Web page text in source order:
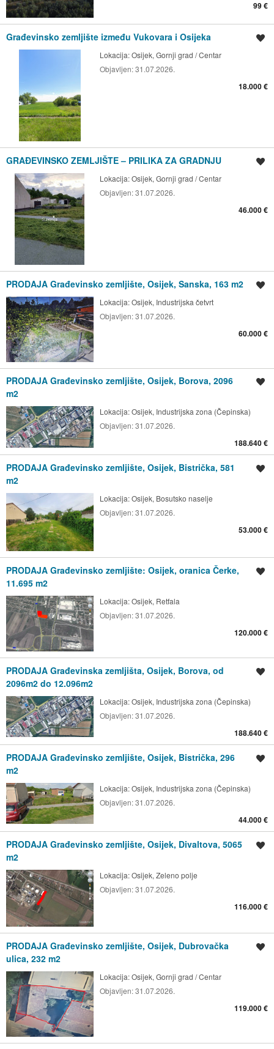
99 €
Građevinsko zemljište između Vukovara i Osijeka
Lokacija:Osijek, Gornji grad / Centar
Objavljen:31.07.2026.
18.000 €
GRAĐEVINSKO ZEMLJIŠTE – PRILIKA ZA GRADNJU
Lokacija:Osijek, Gornji grad / Centar
Objavljen:31.07.2026.
46.000 €
PRODAJA Građevinsko zemljište, Osijek, Sanska, 163 m2
Lokacija:Osijek, Industrijska četvrt
Objavljen:31.07.2026.
60.000 €
PRODAJA Građevinsko zemljište, Osijek, Borova, 2096
m2
Lokacija:Osijek, Industrijska zona (Čepinska)
Objavljen:31.07.2026.
188.640 €
PRODAJA Građevinsko zemljište, Osijek, Bistrička, 581
m2
Lokacija:Osijek, Bosutsko naselje
Objavljen:31.07.2026.
53.000 €
PRODAJA Građevinsko zemljište: Osijek, oranica Čerke,
11.695 m2
Lokacija:Osijek, Retfala
Objavljen:31.07.2026.
120.000 €
PRODAJA Građevinska zemljišta, Osijek, Borova, od
2096m2 do 12.096m2
Lokacija:Osijek, Industrijska zona (Čepinska)
Objavljen:31.07.2026.
188.640 €
PRODAJA Građevinsko zemljište, Osijek, Bistrička, 296
m2
Lokacija:Osijek, Industrijska zona (Čepinska)
Objavljen:31.07.2026.
44.000 €
PRODAJA Građevinsko zemljište, Osijek, Divaltova, 5065
m2
Lokacija:Osijek, Zeleno polje
Objavljen:31.07.2026.
116.000 €
PRODAJA Građevinsko zemljište, Osijek, Dubrovačka
ulica, 232 m2
Lokacija:Osijek, Gornji grad / Centar
Objavljen:31.07.2026.
119.000 €